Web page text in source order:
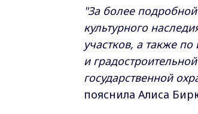
"За более
культурного
участков, а также
и
государственной
пояснила Алиса